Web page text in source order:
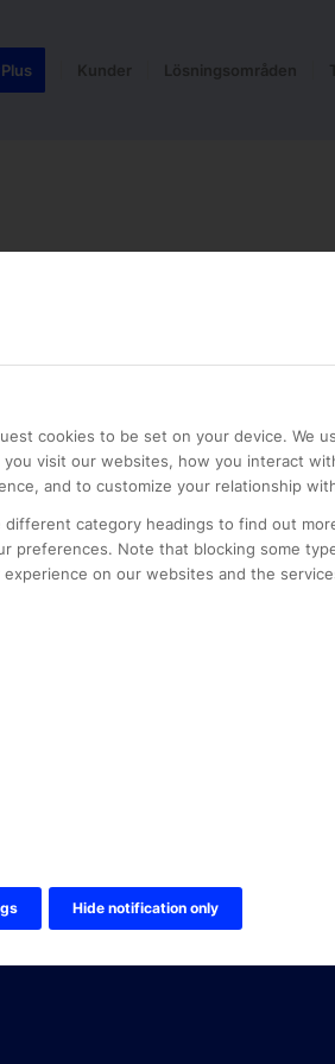
cookies to be set on your device. We
you visit our websites, how you interact
and to customize your relationship
different category headings to find out
preferences. Note that blocking some
experience on our websites and the
Hide notification only
Kunder Lösningsområden
KONTAKTA OSS
ONLINE PARTNER AB
Mejerivägen 3
117 61 Stockholm